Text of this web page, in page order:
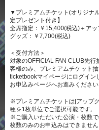
▼プレミアムチケット(オリジナ
定プレゼント付き】
全席指定：￥15,400(税込)＋ア
グッズ：￥7,700(税込)
＜受付方法＞
対象のOFFICIAL FAN CLUB先
客様のみ、プレミアムチケット
ticketbookマイページにログイン
お申込みページへお進みください
※プレミアムチケットは[アップ
種を1枚単位でご選択可能です。
※ご購⼊いただいた公演・枚数
枚数のみのお申込みはできません